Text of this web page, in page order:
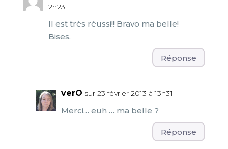
2h23
Il est très réussi!! Bravo ma belle!
Bises.
Réponse
verO sur 23 février 2013 à 13h31
Merci… euh … ma belle ?
Réponse